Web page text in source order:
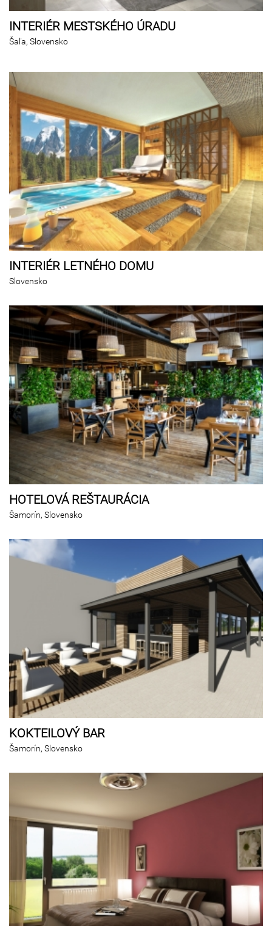
INTERIÉR MESTSKÉHO ÚRADU
Šaľa, Slovensko
INTERIÉR LETNÉHO DOMU
Slovensko
HOTELOVÁ REŠTAURÁCIA
Šamorín, Slovensko
KOKTEILOVÝ BAR
Šamorín, Slovensko